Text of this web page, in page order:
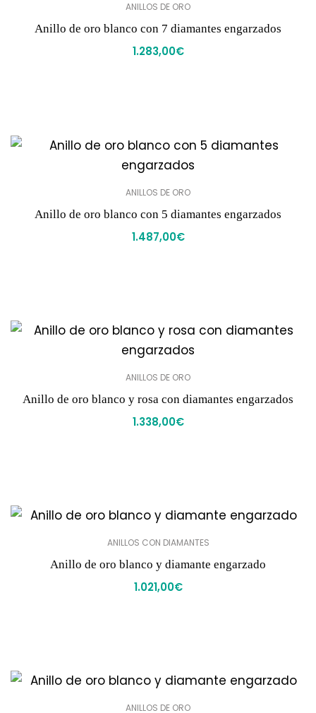
ANILLOS DE ORO
Anillo de oro blanco con 7 diamantes engarzados
1.283,00€
ANILLOS DE ORO
Anillo de oro blanco con 5 diamantes engarzados
1.487,00€
ANILLOS DE ORO
Anillo de oro blanco y rosa con diamantes engarzados
1.338,00€
ANILLOS CON DIAMANTES
Anillo de oro blanco y diamante engarzado
1.021,00€
ANILLOS DE ORO